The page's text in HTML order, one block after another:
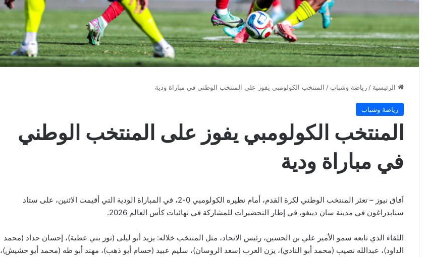
الرئيسية / رياضة وشباب / المنتخب الكولومبي يفوز على المنتخب الوطني في مباراة ودية
رياضة وشباب
المنتخب الكولومبي يفوز على المنتخب الوطني
في مباراة ودية
اَفاق نيوز – تعثر المنتخب الوطني لكرة القدم، أمام نظيره الكولومبي 0-2، في المباراة الودية التي أقيمت الاثنين، على ستاد
سنابدراغون في مدينة سان دييغو، في إطار التحضيرات للمشاركة في نهائيات كأس العالم 2026.
اللقاء الذي تابعه سمو الأمير علي بن الحسين، رئيس الاتحاد، مثل المنتخب خلاله: يزيد أبو ليلى (نور بني عطية)، إحسان حداد (محمد
الداود)، عبدالله نصيب (محمد أبو النادي)، يزن العرب (سعد الروسان)، سليم عبيد (حسام أبو ذهب)، مهند أبو طه (محمد أبو حشيش)،